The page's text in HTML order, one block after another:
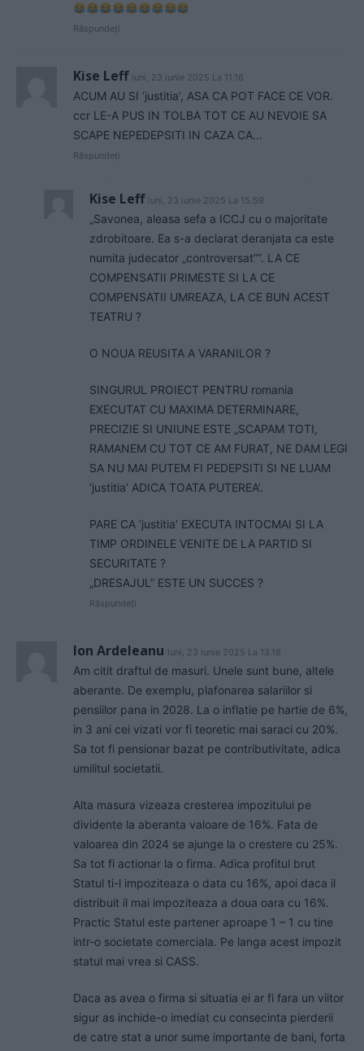
Răspundeți
Kise Leff luni, 23 iunie 2025 La 11.16
ACUM AU SI ‘justitia’, ASA CA POT FACE CE VOR.
ccr LE-A PUS IN TOLBA TOT CE AU NEVOIE SA
SCAPE NEPEDEPSITI IN CAZA CA…
Răspundeți
Kise Leff luni, 23 iunie 2025 La 15.59
„Savonea, aleasa sefa a ICCJ cu o majoritate
zdrobitoare. Ea s-a declarat deranjata ca este
numita judecator „controversat””. LA CE
COMPENSATII PRIMESTE SI LA CE
COMPENSATII UMREAZA, LA CE BUN ACEST
TEATRU ?
O NOUA REUSITA A VARANILOR ?
SINGURUL PROIECT PENTRU romania
EXECUTAT CU MAXIMA DETERMINARE,
PRECIZIE SI UNIUNE ESTE „SCAPAM TOTI,
RAMANEM CU TOT CE AM FURAT, NE DAM LEGI
SA NU MAI PUTEM FI PEDEPSITI SI NE LUAM
‘justitia’ ADICA TOATA PUTEREA’.
PARE CA ‘justitia’ EXECUTA INTOCMAI SI LA
TIMP ORDINELE VENITE DE LA PARTID SI
SECURITATE ?
„DRESAJUL” ESTE UN SUCCES ?
Răspundeți
Ion Ardeleanu luni, 23 iunie 2025 La 13.18
Am citit draftul de masuri. Unele sunt bune, altele
aberante. De exemplu, plafonarea salariilor si
pensiilor pana in 2028. La o inflatie pe hartie de 6%,
in 3 ani cei vizati vor fi teoretic mai saraci cu 20%.
Sa tot fi pensionar bazat pe contributivitate, adica
umilitul societatii.
Alta masura vizeaza cresterea impozitului pe
dividente la aberanta valoare de 16%. Fata de
valoarea din 2024 se ajunge la o crestere cu 25%.
Sa tot fi actionar la o firma. Adica profitul brut
Statul ti-l impoziteaza o data cu 16%, apoi daca il
distribuit il mai impoziteaza a doua oara cu 16%.
Practic Statul este partener aproape 1 – 1 cu tine
intr-o societate comerciala. Pe langa acest impozit
statul mai vrea si CASS.
Daca as avea o firma si situatia ei ar fi fara un viitor
sigur as inchide-o imediat cu consecinta pierderii
de catre stat a unor sume importante de bani, forta